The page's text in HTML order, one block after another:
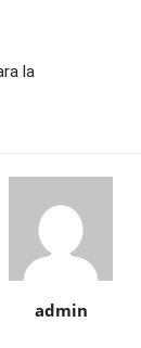
la
admin